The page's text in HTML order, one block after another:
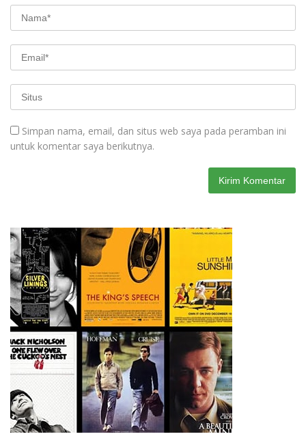
Simpan nama, email, dan situs web saya pada peramban ini
untuk komentar saya berikutnya.